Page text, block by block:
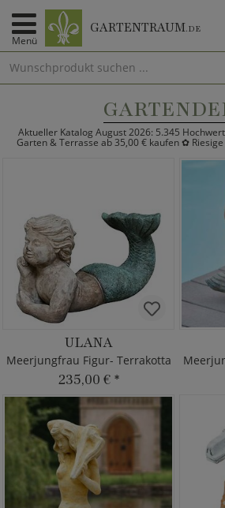
Menü
GARTENTRAUM.DE
Aktueller Katalog August 2026: 5.345
Garten & Terrasse ab 35,00 € kaufen ✿
ULANA
Meerjungfrau Figur- Terrakotta
235,00 € *